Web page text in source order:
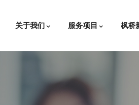
关于我们 服务项目 枫桥